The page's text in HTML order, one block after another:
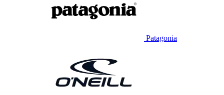
Patagonia